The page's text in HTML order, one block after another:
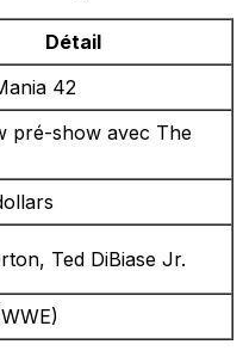
Détail
42
pré-show avec The
Ted DiBiase Jr.